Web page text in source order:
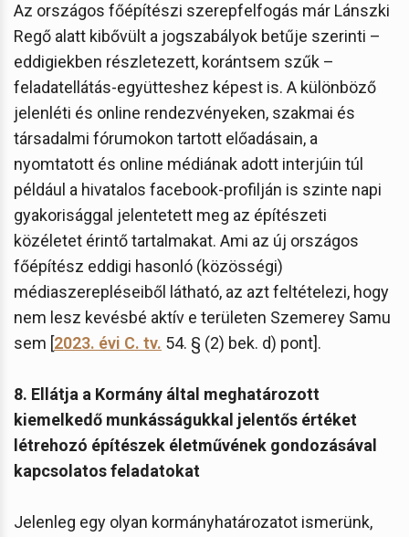
Az országos főépítészi szerepfelfogás már Lánszki
Regő alatt kibővült a jogszabályok betűje szerinti –
eddigiekben részletezett, korántsem szűk –
feladatellátás-együtteshez képest is. A különböző
jelenléti és online rendezvényeken, szakmai és
társadalmi fórumokon tartott előadásain, a
nyomtatott és online médiának adott interjúin túl
például a hivatalos facebook-profilján is szinte napi
gyakorisággal jelentetett meg az építészeti
közéletet érintő tartalmakat. Ami az új országos
főépítész eddigi hasonló (közösségi)
médiaszerepléseiből látható, az azt feltételezi, hogy
nem lesz kevésbé aktív e területen Szemerey Samu
sem [2023. évi C. tv. 54. § (2) bek. d) pont].
8. Ellátja a Kormány által meghatározott
kiemelkedő munkásságukkal jelentős értéket
létrehozó építészek életművének gondozásával
kapcsolatos feladatokat
Jelenleg egy olyan kormányhatározatot ismerünk,